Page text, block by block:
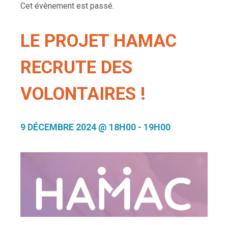
Cet évènement est passé.
LE PROJET HAMAC
RECRUTE DES
VOLONTAIRES !
9 DÉCEMBRE 2024 @ 18H00 - 19H00